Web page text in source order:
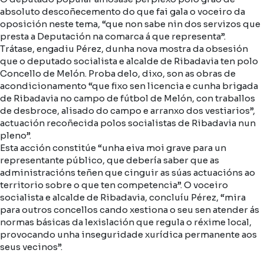
absoluto descoñecemento do que fai gala o voceiro da
oposición neste tema, “que non sabe nin dos servizos que
presta a Deputación na comarca á que representa”.
Trátase, engadiu Pérez, dunha nova mostra da obsesión
que o deputado socialista e alcalde de Ribadavia ten polo
Concello de Melón. Proba delo, dixo, son as obras de
acondicionamento “que fixo sen licencia e cunha brigada
de Ribadavia no campo de fútbol de Melón, con traballos
de desbroce, alisado do campo e arranxo dos vestiarios”,
actuación recoñecida polos socialistas de Ribadavia nun
pleno”.
Esta acción constitúe “unha eiva moi grave para un
representante público, que debería saber que as
administracións teñen que cinguir as súas actuacións ao
territorio sobre o que ten competencia”. O voceiro
socialista e alcalde de Ribadavia, concluíu Pérez, “mira
para outros concellos cando xestiona o seu sen atender ás
normas básicas da lexislación que regula o réxime local,
provocando unha inseguridade xurídica permanente aos
seus vecinos”.